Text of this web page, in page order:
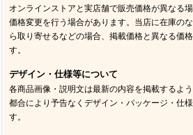
オンラインストアと実店舗で販売価格が異なる
価格変更を行う場合があります。当店に在庫の
ら取り寄せるなどの場合、掲載価格と異なる価
す。
デザイン・仕様等について
各商品画像・説明文は最新の内容を掲載するよ
都合により予告なくデザイン・パッケージ・仕
す。